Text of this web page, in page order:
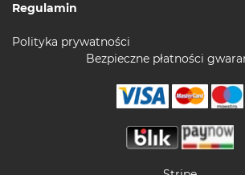
Regulamin
Polityka prywatności
Bezpieczne płatności